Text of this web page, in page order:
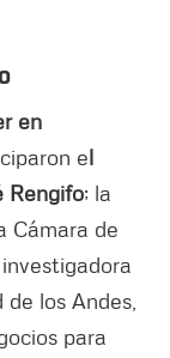
en
el
Rengifo; la
Cámara de
los Andes,
para